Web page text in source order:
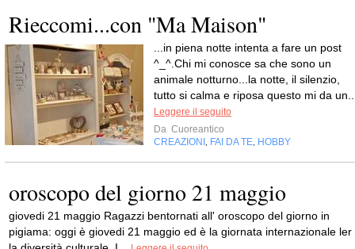
Rieccomi...con "Ma Maison"
...in piena notte intenta a fare un post
^_^.Chi mi conosce sa che sono un
animale notturno...la notte, il silenzio,
tutto si calma e riposa questo mi da
Leggere il seguito
Da Cuoreantico
CREAZIONI FAI DA TE HOBBY
oroscopo del giorno 21 maggio
giovedi 21 maggio Ragazzi bentornati all' oroscopo del giorno in
pigiama: oggi è giovedi 21 maggio ed è la giornata internazionale ler